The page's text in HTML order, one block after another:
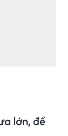
lớn, đề